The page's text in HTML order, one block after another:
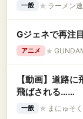
一般 ★ ラーメン
Gジェネで再注
アニメ ★
【動画】道路
飛ばされる……
一般 ★ まにゅそ